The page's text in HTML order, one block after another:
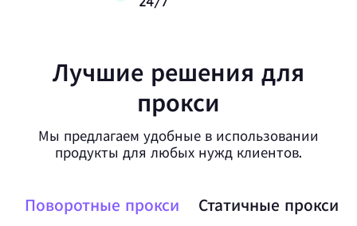
Лучшие решения для
прокси
Мы предлагаем удобные в использовании
продукты для любых нужд клиентов.
Поворотные прокси Статичные прокси